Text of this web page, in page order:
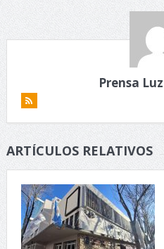
Prensa
ARTÍCULOS RELATIVOS